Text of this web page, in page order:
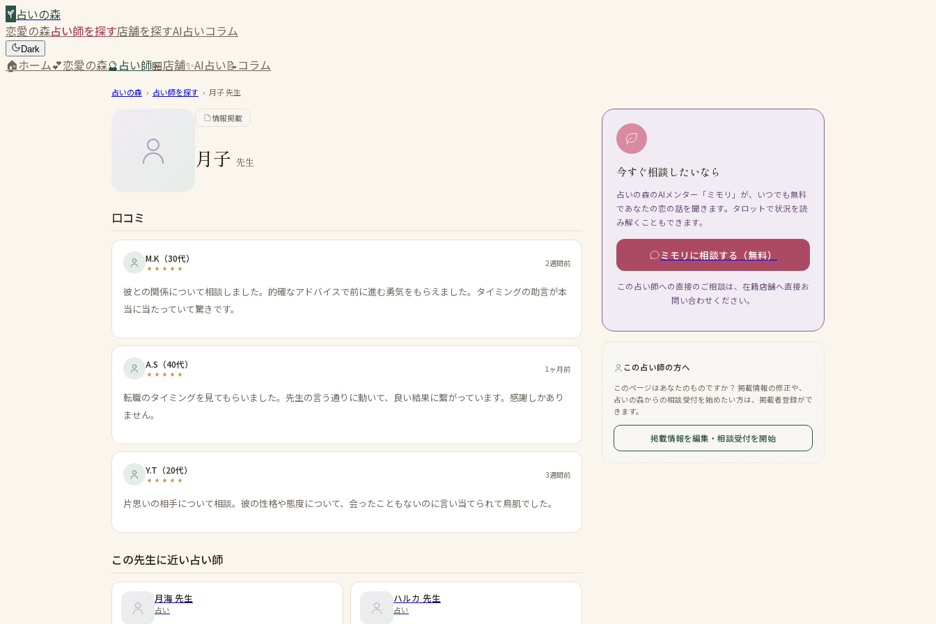
占いの森
恋愛の森占い師を探す店舗を探すAI占いコラム
Dark
🏠ホーム💕恋愛の森🔮占い師🏪店舗✨AI占い📝コラム
占いの森 › 占い師を探す › 月子先生
情報掲載
月子 先生
口コミ
M.K （30代） 2週間前
彼との関係について相談しました。的確なアドバイスで前に進む勇気をもらえました。タイミングの助言が本
当に当たっていて驚きです。
A.S （40代） 1ヶ月前
転職のタイミングを見てもらいました。先生の言う通りに動いて、良い結果に繋がっています。感謝しかあり
ません。
Y.T （20代） 3週間前
片思いの相手について相談。彼の性格や態度について、会ったこともないのに言い当てられて鳥肌でした。
この先生に近い占い師
月海 先生
占い
ハルカ 先生
占い
今すぐ相談したいなら
占いの森のAIメンター「ミモリ」が、いつでも無料
であなたの恋の話を聞きます。タロットで状況を読
み解くこともできます。
ミモリに相談する（無料）
この占い師への直接のご相談は、在籍店舗へ直接お
問い合わせください。
この占い師の方へ
このページはあなたのものですか？ 掲載情報の修正や、
占いの森からの相談受付を始めたい方は、掲載者登録がで
きます。
掲載情報を編集・相談受付を開始